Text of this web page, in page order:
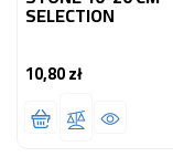
SELECTION
10,80 złCena